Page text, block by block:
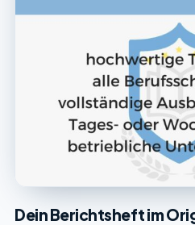
Dein Berichtsheft im